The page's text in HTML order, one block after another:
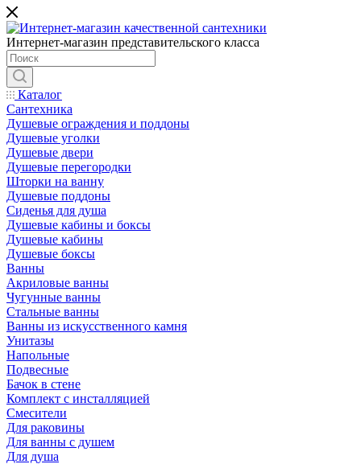
Интернет-магазин представительского класса
Каталог
Сантехника
Душевые ограждения и поддоны
Душевые уголки
Душевые двери
Душевые перегородки
Шторки на ванну
Душевые поддоны
Сиденья для душа
Душевые кабины и боксы
Душевые кабины
Душевые боксы
Ванны
Акриловые ванны
Чугунные ванны
Стальные ванны
Ванны из искусственного камня
Унитазы
Напольные
Подвесные
Бачок в стене
Комплект с инсталляцией
Смесители
Для раковины
Для ванны с душем
Для душа